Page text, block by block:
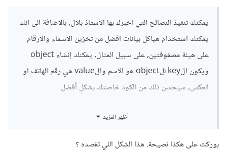
يمكنك تنفيذ النصائح التي اخبرك بها الأستاذ بلال, بالاضافة الى انك
يمكنك استخدام هياكل بيانات افضل من تخزين الاسماء والارقام
على هيئة مصفوفتين, على سبيل المثال, يمكنك إنشاء object
ويكون الkey للobject هو الاسم والvalue هي رقم الهاتف او
العكس, سيحسن ذلك من الكود خاصتك بشكلٍ أفضل
أظهر المزيد
بوركت على هكذا نصيحة. هذا الشكل اللي تقصده ؟